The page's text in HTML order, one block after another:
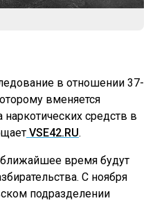
в отношении 37-
вменяется
средств в
VSE42.RU.
время будут
С ноября
подразделении